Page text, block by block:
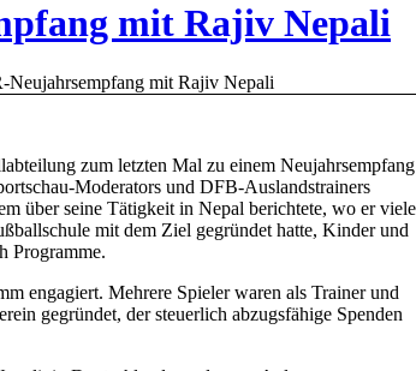
mit Rajiv Nepali
Neujahrsempfang mit Rajiv Nepali
zum letzten Mal zu einem Neujahrsempfang
Moderators und DFB-Auslandstrainers
über seine Tätigkeit in Nepal berichtete, wo er viele
mit dem Ziel gegründet hatte, Kinder und
Programme.
engagiert. Mehrere Spieler waren als Trainer und
gegründet, der steuerlich abzugsfähige Spenden